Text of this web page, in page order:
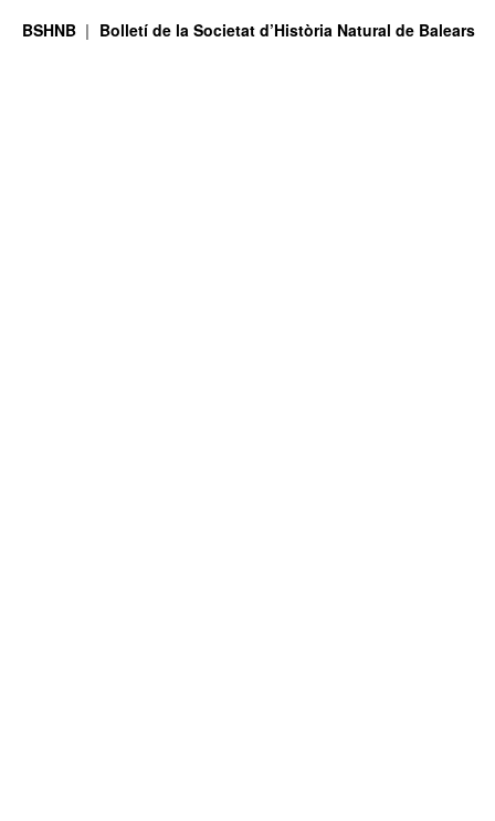
BSHNB Bolletí de la Societat d’Història Natural de Balears